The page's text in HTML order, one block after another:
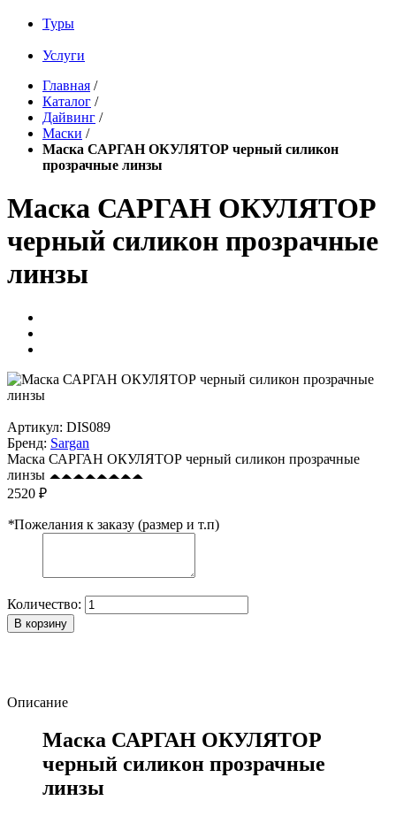
Туры
Услуги
Главная /
Каталог /
Дайвинг /
Маски /
Маска САРГАН ОКУЛЯТОР черный силикон
прозрачные линзы
Маска САРГАН ОКУЛЯТОР
черный силикон прозрачные
линзы
Артикул: DIS089
Бренд: Sargan
Маска САРГАН ОКУЛЯТОР черный силикон прозрачные
линзы
2520 ₽
*Пожелания к заказу (размер и т.п)
Количество:
В корзину
Описание
Маска САРГАН ОКУЛЯТОР
черный силикон прозрачные
линзы